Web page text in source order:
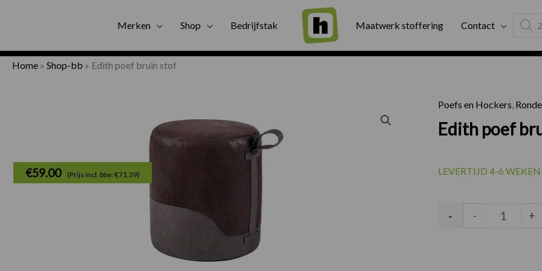
Merken Shop Bedrijfstak Maatwerk stoffering Contact
search
Gratis bezorging Binnen twee werkdagen geleverd
Home » Shop-bb » Edith poef bruin stof
Poefs en Hockers,
Edith poef
€59.00 (Prijs incl. btw: €71,39) LEVERTIJD 4-6 WEKEN
Edith
- - +